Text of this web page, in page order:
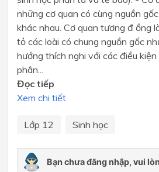
những cơ quan có cùng nguồn
khác nhau. Cơ quan tương đ ồng
tỏ các loài có chung nguồn gốc
hướng thích nghi với các điều
phân...
Đọc tiếp
Xem chi tiết
Lớp 12 Sinh học